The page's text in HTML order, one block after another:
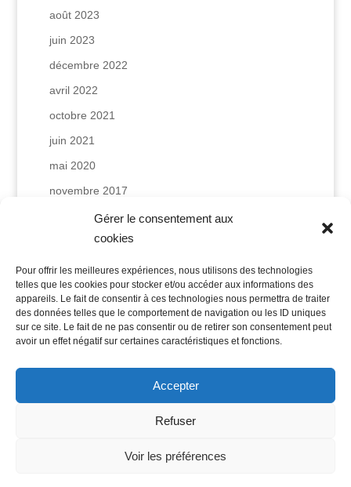
Gérer le consentement aux
cookies
Pour offrir les meilleures expériences, nous utilisons des technologies
telles que les cookies pour stocker et/ou accéder aux informations des
appareils. Le fait de consentir à ces technologies nous permettra de traiter
des données telles que le comportement de navigation ou les ID uniques
sur ce site. Le fait de ne pas consentir ou de retirer son consentement peut
avoir un effet négatif sur certaines caractéristiques et fonctions.
Accepter
Refuser
Voir les préférences
août 2023
juin 2023
décembre 2022
avril 2022
octobre 2021
juin 2021
mai 2020
novembre 2017
mars 2017
Catégories
Actualité
Avis d'expert